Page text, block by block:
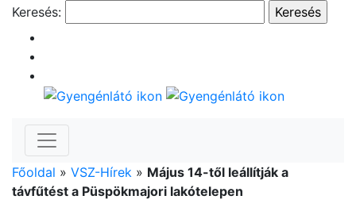
Keresés:
Főoldal » VSZ-Hírek » Május 14-től leállítják a
távfűtést a Püspökmajori lakótelepen